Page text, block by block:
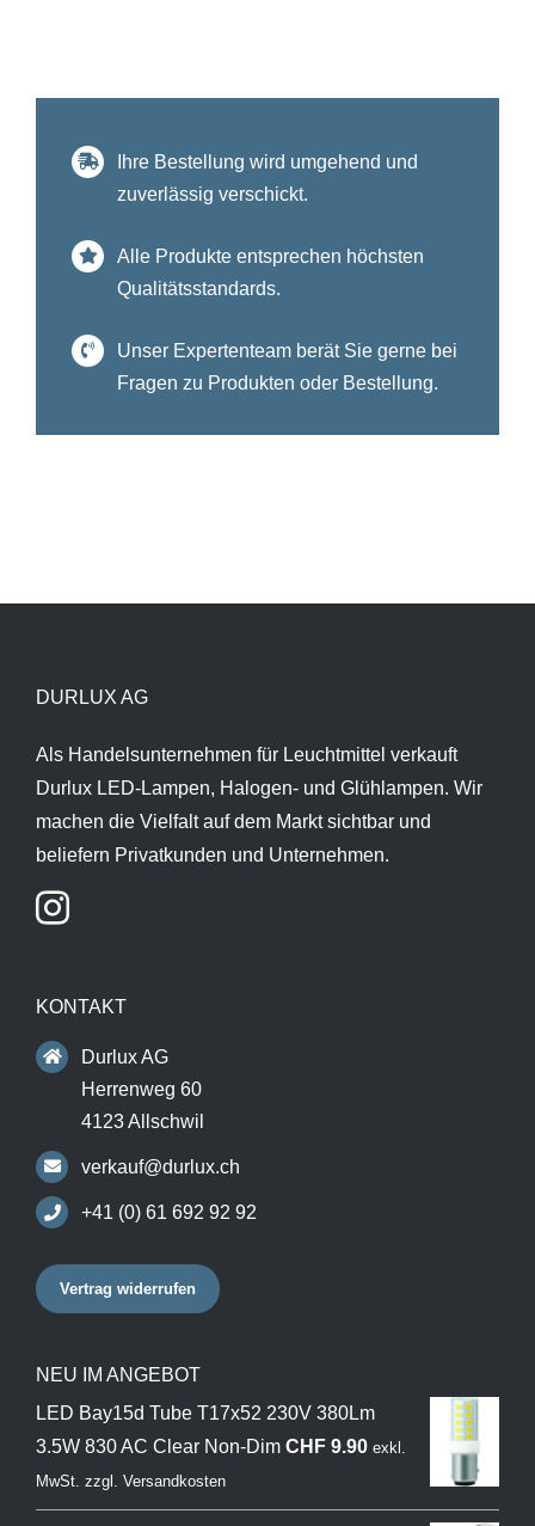
Ihre Bestellung wird umgehend und
zuverlässig verschickt.
Alle Produkte entsprechen höchsten
Qualitätsstandards.
Unser Expertenteam berät Sie gerne bei
Fragen zu Produkten oder Bestellung.
DURLUX AG
Als Handelsunternehmen für Leuchtmittel verkauft
Durlux LED-Lampen, Halogen- und Glühlampen. Wir
machen die Vielfalt auf dem Markt sichtbar und
beliefern Privatkunden und Unternehmen.
KONTAKT
Durlux AG
Herrenweg 60
4123 Allschwil
verkauf@durlux.ch
+41 (0) 61 692 92 92
Vertrag widerrufen
NEU IM ANGEBOT
LED Bay15d Tube T17x52 230V 380Lm
3.5W 830 AC Clear Non-Dim CHF9.90 exkl.
MwSt. zzgl. Versandkosten